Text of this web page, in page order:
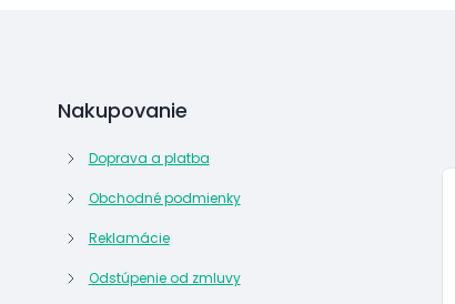
Nakupovanie
Doprava a platba
Obchodné podmienky
Reklamácie
Odstúpenie od zmluvy